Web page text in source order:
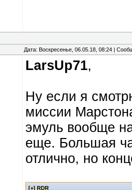
Дата: Воскресенье, 06.05.18, 08:24 |
LarsUp71,
Ну если я
миссии
эмуль вообще
еще. Большая
отлично, но